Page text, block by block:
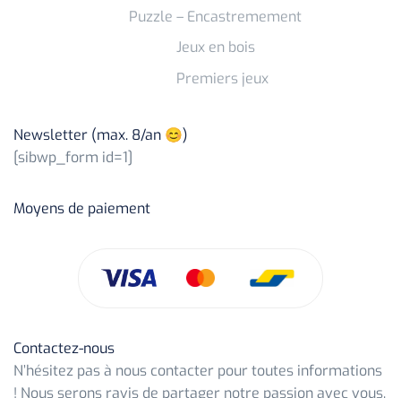
Puzzle – Encastremement
Jeux en bois
Premiers jeux
Newsletter (max. 8/an 😊)
[sibwp_form id=1]
Moyens de paiement
Contactez-nous
N’hésitez pas à nous contacter pour toutes informations
! Nous serons ravis de partager notre passion avec vous.